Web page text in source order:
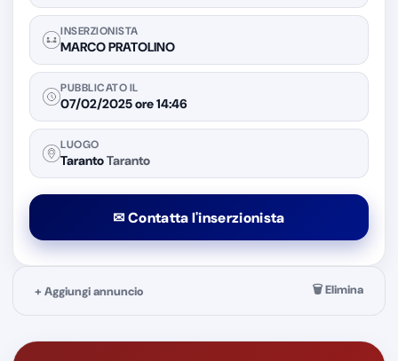
INSERZIONISTA
MARCO PRATOLINO
PUBBLICATO IL
07/02/2025 ore 14:46
LUOGO
TarantoTaranto
+ Aggiungi annuncio 🗑 Elimina